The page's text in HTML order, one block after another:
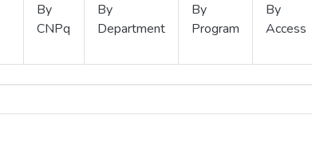
By
CNPq
By
Department
By
Program
By
Access